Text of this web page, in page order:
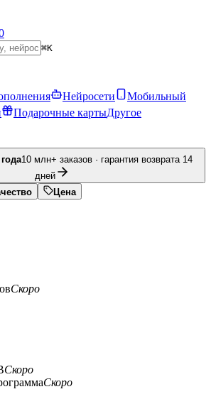
⌘K
Нейросети
Мобильный
Подарочные картыДругое
10 млн+ заказов · гарантия возврата 14
дней
Цена
Скоро
Скоро
Скоро